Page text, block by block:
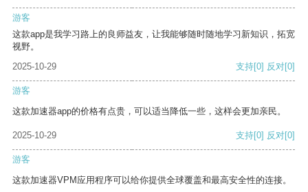
游客
这款app是我学习路上的良师益友，让我能够随时随地学习新知识，拓宽
视野。
2025-10-29
支持[0] 反对[0]
游客
这款加速器app的价格有点贵，可以适当降低一些，这样会更加亲民。
2025-10-29 支持[0] 反对[0]
游客
这款加速器VPM应用程序可以给你提供全球覆盖和最高安全性的连接。